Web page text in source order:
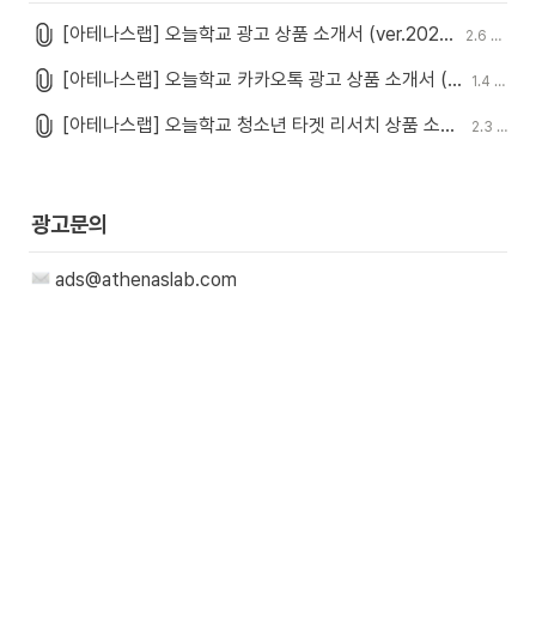
[아테나스랩] 오늘학교 광고 상품 소개서 (ver.2026.08).pdf 2.6 MiB
[아테나스랩] 오늘학교 카카오톡 광고 상품 소개서 (ver.2026.08).pdf 1.4 MiB
[아테나스랩] 오늘학교 청소년 타겟 리서치 상품 소개서_(ver.2026).pdf 2.3 MiB
광고문의
ads@athenaslab.com